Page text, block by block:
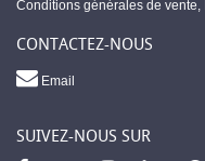
Conditions générales de vente,
CONTACTEZ-NOUS
Email
SUIVEZ-NOUS SUR